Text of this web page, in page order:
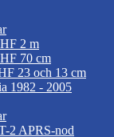
2 m
70 cm
23 och 13 cm
1982 - 2005
2 APRS-nod